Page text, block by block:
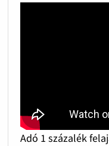
Adó 1 százalék